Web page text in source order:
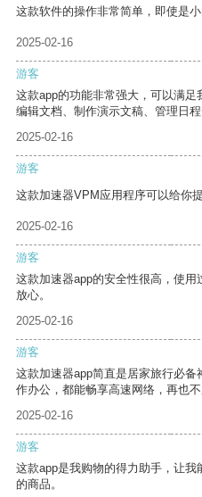
这款软件的操作非常简单，即使是小
2025-02-16
游客
这款app的功能非常强大，可以满
编辑文档、制作演示文稿、管理日程
2025-02-16
游客
这款加速器VPM应用程序可以给你
2025-02-16
游客
这款加速器app的安全性很高，使
放心。
2025-02-16
游客
这款加速器app简直是居家旅行必
作办公，都能畅享高速网络，再也不
2025-02-16
游客
这款app是我购物的得力助手，让
的商品。